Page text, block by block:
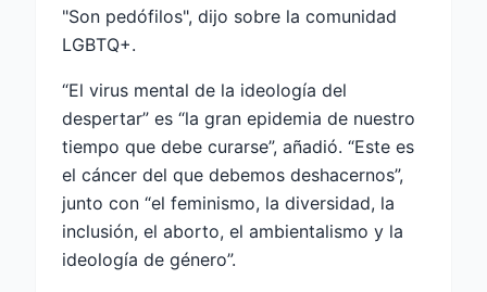
"Son pedófilos", dijo sobre la comunidad
LGBTQ+.
“El virus mental de la ideología del
despertar” es “la gran epidemia de nuestro
tiempo que debe curarse”, añadió. “Este es
el cáncer del que debemos deshacernos”,
junto con “el feminismo, la diversidad, la
inclusión, el aborto, el ambientalismo y la
ideología de género”.